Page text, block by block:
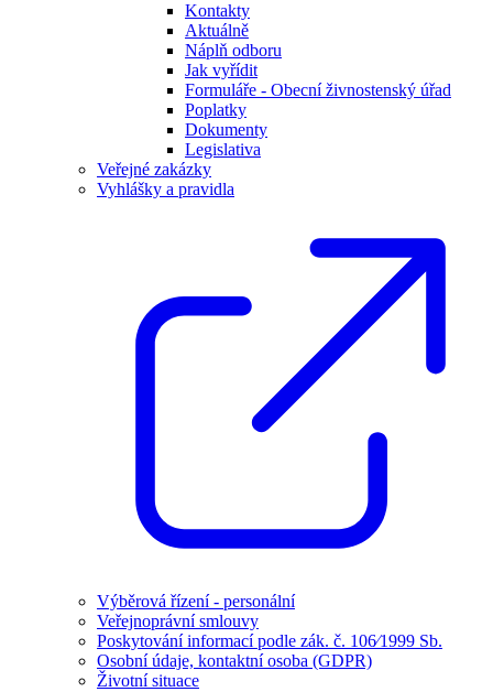
Kontakty
Aktuálně
Náplň odboru
Jak vyřídit
Formuláře - Obecní živnostenský úřad
Poplatky
Dokumenty
Legislativa
Veřejné zakázky
Vyhlášky a pravidla
Výběrová řízení - personální
Veřejnoprávní smlouvy
Poskytování informací podle zák. č. 106⁄1999 Sb.
Osobní údaje, kontaktní osoba (GDPR)
Životní situace